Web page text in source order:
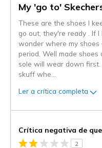
My 'go to'
These are the shoes I
go out, they're ready . If
wonder where my
period. Well made
sole will wear down
skuff whe
Ler a crítica completa
Crítica negativa de
2